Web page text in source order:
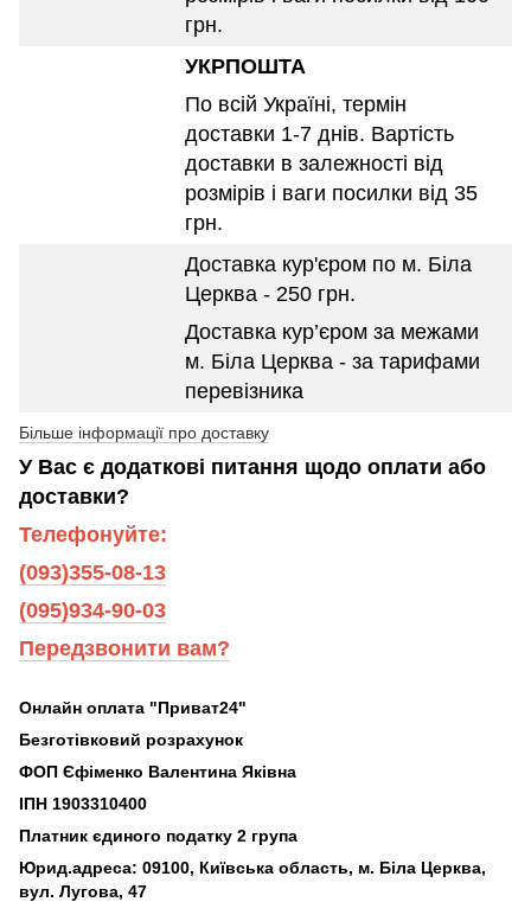
грн.
УКРПОШТА
По всій Україні, термін
доставки 1-7 днів. Вартість
доставки в залежності від
розмірів і ваги посилки від 35
грн.
Доставка кур'єром по м. Біла
Церква - 250 грн.
Доставка кур’єром за межами
м. Біла Церква - за тарифами
перевізника
Більше інформації про доставку
У Вас є додаткові питання щодо оплати або
доставки?
Телефонуйте:
(093)355-08-13
(095)934-90-03
Передзвонити вам?
Онлайн оплата "Приват24"
Безготівковий розрахунок
ФОП Єфіменко Валентина Яківна
ІПН 1903310400
Платник єдиного податку 2 група
Юрид.адреса: 09100, Київська область, м. Біла Церква,
вул. Лугова, 47